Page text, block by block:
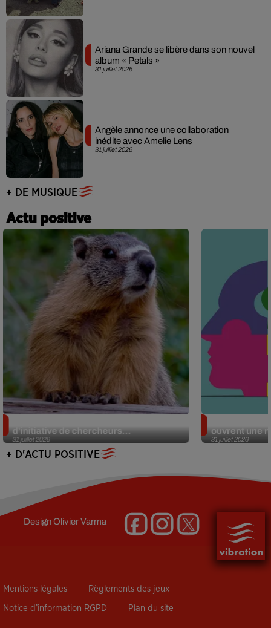
31 juillet 2026
Ariana Grande se libère dans son nouvel
album « Petals »
31 juillet 2026
Angèle annonce une collaboration
inédite avec Amelie Lens
+ DE MUSIQUE
Actu positive
31 juillet 2026
d’initiative de chercheurs...
31 juillet 2026
ouvrent une
+ D'ACTU POSITIVE
DesignOlivier Varma
Mentions légales Règlements des jeux
Notice d’information RGPD Plan du site